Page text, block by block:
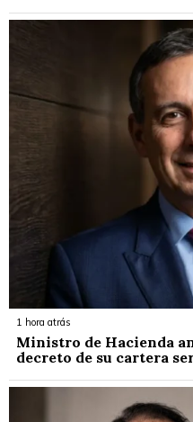
1 hora atrás
Ministro de Hacienda
decreto de su cartera